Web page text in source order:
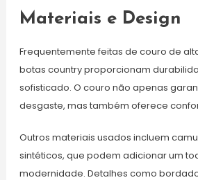
Materiais e Design
Frequentemente feitas de couro de
botas country proporcionam
sofisticado. O couro não apenas
desgaste, mas também oferece
Outros materiais usados incluem
sintéticos, que podem adicionar um
modernidade. Detalhes como